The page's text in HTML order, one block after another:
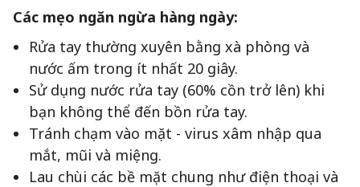
Các mẹo ngăn ngừa hàng ngày:
Rửa tay thường xuyên bằng xà phòng và
nước ấm trong ít nhất 20 giây.
Sử dụng nước rửa tay (60% cồn trở lên) khi
bạn không thể đến bồn rửa tay.
Tránh chạm vào mặt - virus xâm nhập qua
mắt, mũi và miệng.
Lau chùi các bề mặt chung như điện thoại và